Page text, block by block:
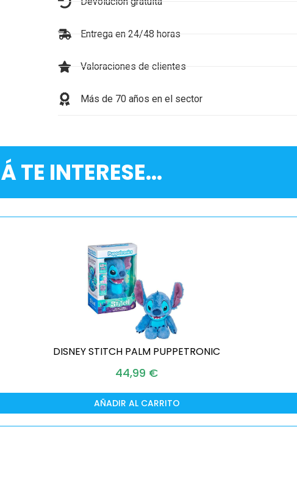
Entrega en 24/48 horas
Valoraciones de clientes
Más de 70 años en el sector
TE INTERESE...
DISNEY STITCH PALM PUPPETRONIC
44,99 €
AÑADIR AL CARRITO